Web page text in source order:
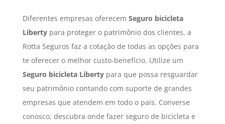
Diferentes empresas oferecem Seguro bicicleta
Libertypara proteger o patrimônio dos clientes, a
Rotta Seguros faz a cotação de todas as opções para
te oferecer o melhor custo-benefício. Utilize um
Seguro bicicleta Libertypara que possa resguardar
seu patrimônio contando com suporte de grandes
empresas que atendem em todo o país. Converse
conosco, descubra onde fazer seguro de bicicleta e